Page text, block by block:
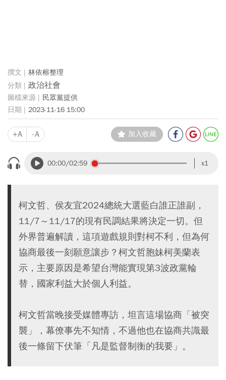
林依榕整理
政治社會
民眾黨提供
2023-11-16 15:00
+A -A 加入收藏
00:00/02:59 x1
柯文哲、侯友宜2024總統大選藍白誰正誰副，
11/7～11/17的現有民調結果將決定一切。但
外界普遍解讀，這項遊戲規則對柯不利，但為何
協商最後一刻願意讓步？柯文哲胞妹柯美蘭表
示，主要原因是希望台灣能實現第3波政黨輪
替，國家利益大於個人利益。
柯文哲當晚接受媒體專訪，坦言這場協商「被突
襲」，幕僚事先不知情，不過他也在協商共識最
後一條留下伏筆「凡是監督制衡的我要」。